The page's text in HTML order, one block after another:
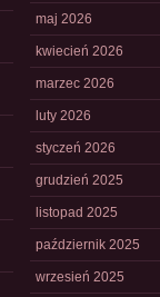
maj 2026
kwiecień 2026
marzec 2026
luty 2026
styczeń 2026
grudzień 2025
listopad 2025
październik 2025
wrzesień 2025